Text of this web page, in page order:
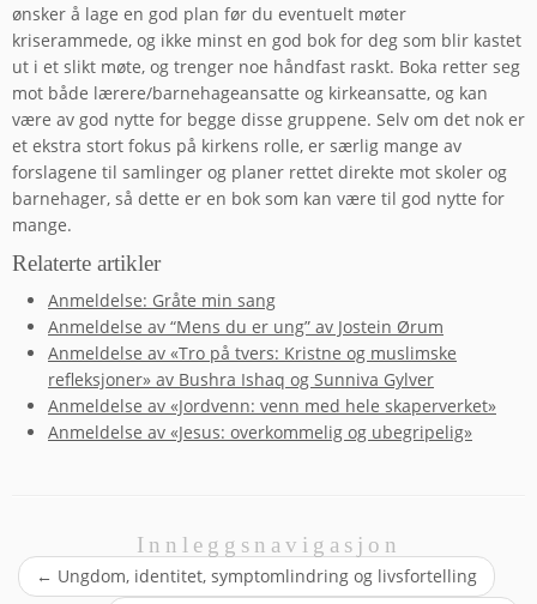
ønsker å lage en god plan før du eventuelt møter
kriserammede, og ikke minst en god bok for deg som blir kastet
ut i et slikt møte, og trenger noe håndfast raskt. Boka retter seg
mot både lærere/barnehageansatte og kirkeansatte, og kan
være av god nytte for begge disse gruppene. Selv om det nok er
et ekstra stort fokus på kirkens rolle, er særlig mange av
forslagene til samlinger og planer rettet direkte mot skoler og
barnehager, så dette er en bok som kan være til god nytte for
mange.
Relaterte artikler
Anmeldelse: Gråte min sang
Anmeldelse av “Mens du er ung” av Jostein Ørum
Anmeldelse av «Tro på tvers: Kristne og muslimske
refleksjoner» av Bushra Ishaq og Sunniva Gylver
Anmeldelse av «Jordvenn: venn med hele skaperverket»
Anmeldelse av «Jesus: overkommelig og ubegripelig»
Innleggsnavigasjon
← Ungdom, identitet, symptomlindring og livsfortelling